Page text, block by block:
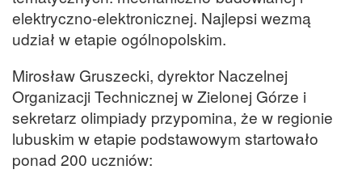
elektryczno-elektronicznej. Najlepsi wezmą
udział w etapie ogólnopolskim.
Mirosław Gruszecki, dyrektor Naczelnej
Organizacji Technicznej w Zielonej Górze i
sekretarz olimpiady przypomina, że w regionie
lubuskim w etapie podstawowym startowało
ponad 200 uczniów: